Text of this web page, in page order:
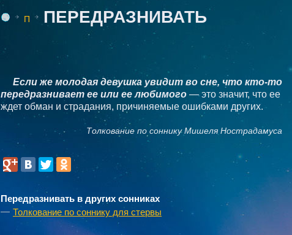
П ПЕРЕДРАЗНИВАТЬ
Если же молодая девушка увидит во сне, что кто-то
передразнивает ее или ее любимого — это значит, что ее
ждет обман и страдания, причиняемые ошибками других.
Толкование по соннику Мишеля Нострадамуса
Передразнивать в других сонниках
Толкование по соннику для стервы